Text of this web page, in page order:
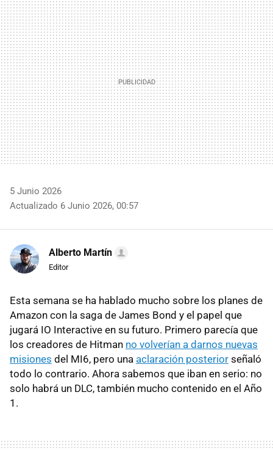
MAIL
5 Junio 2026
Actualizado 6 Junio 2026, 00:57
Alberto Martín
Editor
Esta semana se ha hablado mucho sobre los planes de
Amazon con la saga de James Bond y el papel que
jugará IO Interactive en su futuro. Primero parecía que
los creadores de Hitman no volverían a darnos nuevas
misiones del MI6, pero una aclaración posterior señaló
todo lo contrario. Ahora sabemos que iban en serio: no
solo habrá un DLC, también mucho contenido en el Año
1.